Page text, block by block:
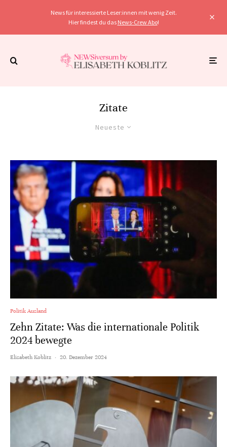
News für interessierte Leser:innen mit wenig Zeit.
Hier findest du das News-Crew Abo!
Zitate
Neueste
Politik Ausland
Zehn Zitate: Was die internationale Politik
2024 bewegte
Elisabeth Koblitz · 20. Dezember 2024